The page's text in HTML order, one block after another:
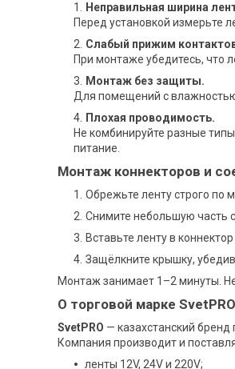
Неправильная ширина
Перед установкой измерьте
Слабый прижим
При монтаже убедитесь, что
Монтаж без защиты.
Для помещений с влажностью
Плохая проводимость.
Не комбинируйте разные
питание.
Монтаж коннекторов и
Обрежьте ленту строго по
Снимите небольшую часть
Вставьте ленту в
Защёлкните крышку,
Монтаж занимает 1–2 минуты.
О торговой марке SvetPRO
SvetPRO — казахстанский
Компания производит и
ленты 12V, 24V и 220V;